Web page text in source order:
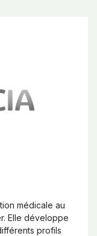
médicale au
Elle développe
profils